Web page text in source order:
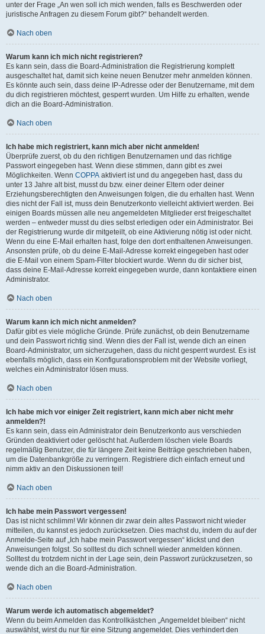
unter der Frage „An wen soll ich mich wenden, falls es Beschwerden oder
juristische Anfragen zu diesem Forum gibt?“ behandelt werden.
Nach oben
Warum kann ich mich nicht registrieren?
Es kann sein, dass die Board-Administration die Registrierung komplett
ausgeschaltet hat, damit sich keine neuen Benutzer mehr anmelden können.
Es könnte auch sein, dass deine IP-Adresse oder der Benutzername, mit dem
du dich registrieren möchtest, gesperrt wurden. Um Hilfe zu erhalten, wende
dich an die Board-Administration.
Nach oben
Ich habe mich registriert, kann mich aber nicht anmelden!
Überprüfe zuerst, ob du den richtigen Benutzernamen und das richtige
Passwort eingegeben hast. Wenn diese stimmen, dann gibt es zwei
Möglichkeiten. Wenn COPPA aktiviert ist und du angegeben hast, dass du
unter 13 Jahre alt bist, musst du bzw. einer deiner Eltern oder deiner
Erziehungsberechtigten den Anweisungen folgen, die du erhalten hast. Wenn
dies nicht der Fall ist, muss dein Benutzerkonto vielleicht aktiviert werden. Bei
einigen Boards müssen alle neu angemeldeten Mitglieder erst freigeschaltet
werden – entweder musst du dies selbst erledigen oder ein Administrator. Bei
der Registrierung wurde dir mitgeteilt, ob eine Aktivierung nötig ist oder nicht.
Wenn du eine E-Mail erhalten hast, folge den dort enthaltenen Anweisungen.
Ansonsten prüfe, ob du deine E-Mail-Adresse korrekt eingegeben hast oder
die E-Mail von einem Spam-Filter blockiert wurde. Wenn du dir sicher bist,
dass deine E-Mail-Adresse korrekt eingegeben wurde, dann kontaktiere einen
Administrator.
Nach oben
Warum kann ich mich nicht anmelden?
Dafür gibt es viele mögliche Gründe. Prüfe zunächst, ob dein Benutzername
und dein Passwort richtig sind. Wenn dies der Fall ist, wende dich an einen
Board-Administrator, um sicherzugehen, dass du nicht gesperrt wurdest. Es ist
ebenfalls möglich, dass ein Konfigurationsproblem mit der Website vorliegt,
welches ein Administrator lösen muss.
Nach oben
Ich habe mich vor einiger Zeit registriert, kann mich aber nicht mehr
anmelden?!
Es kann sein, dass ein Administrator dein Benutzerkonto aus verschieden
Gründen deaktiviert oder gelöscht hat. Außerdem löschen viele Boards
regelmäßig Benutzer, die für längere Zeit keine Beiträge geschrieben haben,
um die Datenbankgröße zu verringern. Registriere dich einfach erneut und
nimm aktiv an den Diskussionen teil!
Nach oben
Ich habe mein Passwort vergessen!
Das ist nicht schlimm! Wir können dir zwar dein altes Passwort nicht wieder
mitteilen, du kannst es jedoch zurücksetzen. Dies machst du, indem du auf der
Anmelde-Seite auf „Ich habe mein Passwort vergessen“ klickst und den
Anweisungen folgst. So solltest du dich schnell wieder anmelden können.
Solltest du trotzdem nicht in der Lage sein, dein Passwort zurückzusetzen, so
wende dich an die Board-Administration.
Nach oben
Warum werde ich automatisch abgemeldet?
Wenn du beim Anmelden das Kontrollkästchen „Angemeldet bleiben“ nicht
auswählst, wirst du nur für eine Sitzung angemeldet. Dies verhindert den